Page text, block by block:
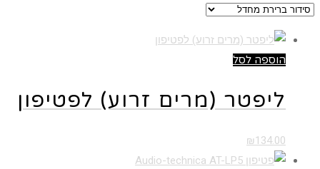
הוספה לסל
ליפטר (מרים זרוע) לפטיפון
₪ 134.00